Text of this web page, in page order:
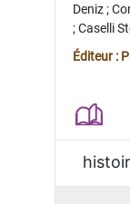
Deniz;
;Caselli
Juan
Éditeur :